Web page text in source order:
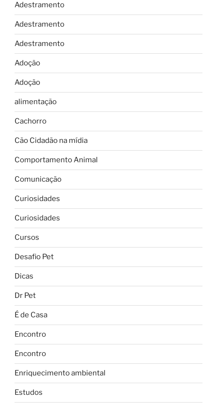
Adestramento
Adestramento
Adestramento
Adoção
Adoção
alimentação
Cachorro
Cão Cidadão na mídia
Comportamento Animal
Comunicação
Curiosidades
Curiosidades
Cursos
Desafio Pet
Dicas
Dr Pet
É de Casa
Encontro
Encontro
Enriquecimento ambiental
Estudos